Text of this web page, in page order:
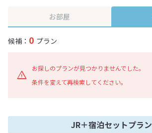
お部屋
候補： 0 プラン
お探しのプランが見つかりませんでした。
条件を変えて再検索してください。
JR＋宿泊セットプラン